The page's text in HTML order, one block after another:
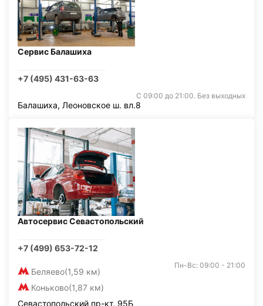
Сервис Балашиха
+7 (495) 431-63-63
С 09:00 до 21:00. Без выходных
Балашиха, Леоновское ш. вл.8
Автосервис Севастопольский
+7 (499) 653-72-12
Беляево(1,59 км)
Коньково(1,87 км)
Пн-Вс: 09:00 - 21:00
Севастопольский пр-кт, 95Б